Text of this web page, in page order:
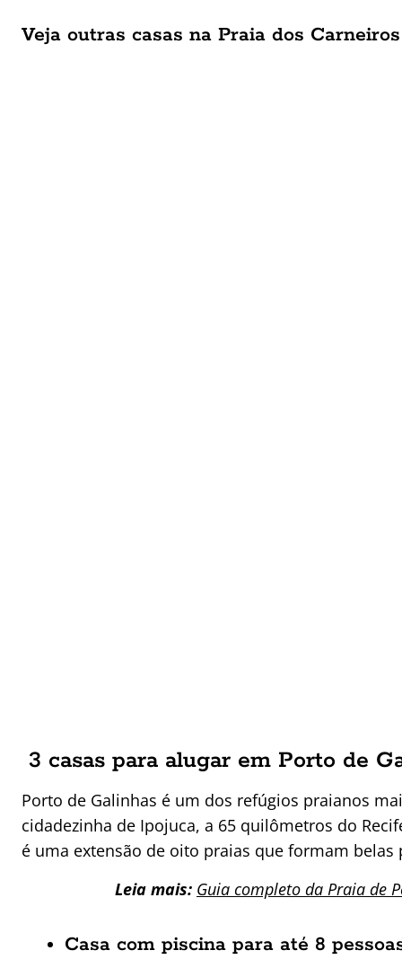
Veja outras casas na Praia dos
3 casas para alugar em Porto de
Porto de Galinhas é um dos refúgios praianos
cidadezinha de Ipojuca, a 65 quilômetros do
é uma extensão de oito praias que formam
Leia mais: Guia completo da Praia de
Casa com piscina para até 8